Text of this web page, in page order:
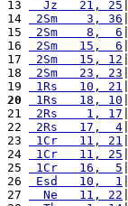
13
  Jz   21, 25
14
2Sm    3, 36
15
2Sm    8,  6
16
2Sm   15,  6
17
2Sm   15, 12
18
2Sm   23, 23
19
1Rs   10, 21
20
1Rs   18, 10
21
2Rs    1, 17
22
2Rs   17,  4
23
1Cr   11, 21
24
1Cr   11, 25
25
1Cr   16,  5
26
Esd   10,  1
27
  Ne   11, 22